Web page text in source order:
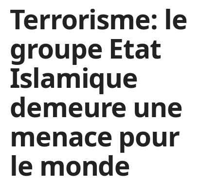
Terrorisme: le
groupe Etat
Islamique
demeure une
menace pour
le monde